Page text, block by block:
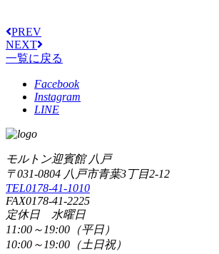
PREV
NEXT
一覧に戻る
Facebook
Instagram
LINE
モルトン迎賓館 八戸
〒031-0804 八戸市青葉3丁目2-12
TEL0178-41-1010
FAX0178-41-2225
定休日 水曜日
11:00～19:00（平日）
10:00～19:00（土日祝）